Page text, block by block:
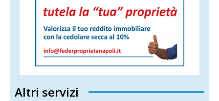
Altri servizi